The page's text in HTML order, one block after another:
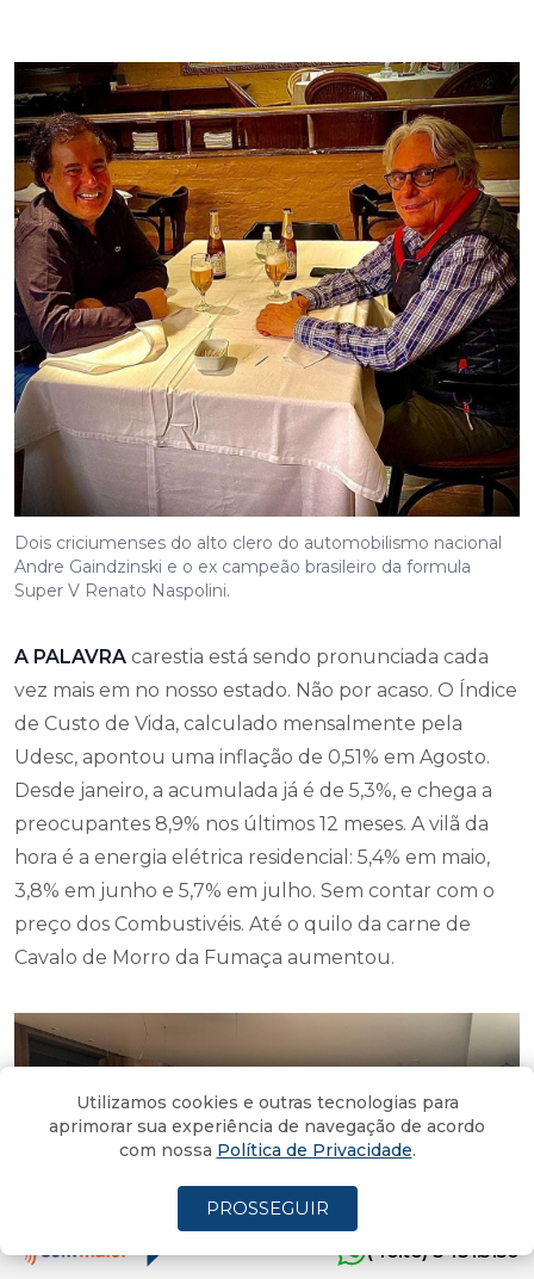
Dois criciumenses do alto clero do automobilismo nacional
Andre Gaindzinski e o ex campeão brasileiro da formula
Super V Renato Naspolini.
A PALAVRA carestia está sendo pronunciada cada
vez mais em no nosso estado. Não por acaso. O Índice
de Custo de Vida, calculado mensalmente pela
Udesc, apontou uma inflação de 0,51% em Agosto.
Desde janeiro, a acumulada já é de 5,3%, e chega a
preocupantes 8,9% nos últimos 12 meses. A vilã da
hora é a energia elétrica residencial: 5,4% em maio,
3,8% em junho e 5,7% em julho. Sem contar com o
preço dos Combustivéis. Até o quilo da carne de
Cavalo de Morro da Fumaça aumentou.
(4oito) 3431.5150
Utilizamos cookies e outras tecnologias para
aprimorar sua experiência de navegação de acordo
com nossa Política de Privacidade.
PROSSEGUIR